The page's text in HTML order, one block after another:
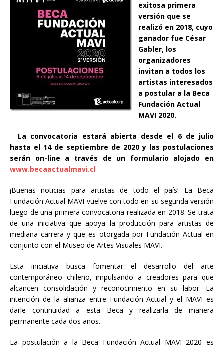
exitosa primera
versión que se
realizó en 2018, cuyo
ganador fue César
Gabler, los
organizadores
invitan a todos los
artistas interesados
a postular a la Beca
Fundación Actual
MAVI 2020.
– La convocatoria estará abierta desde el 6 de julio
hasta el 14 de septiembre de 2020 y las postulaciones
serán on-line a través de un formulario alojado en
www.becaactualmavi.cl
¡Buenas noticias para artistas de todo el país! La Beca
Fundación Actual MAVI vuelve con todo en su segunda versión
luego de una primera convocatoria realizada en 2018. Se trata
de una iniciativa que apoya la producción para artistas de
mediana carrera y que es otorgada por Fundación Actual en
conjunto con el Museo de Artes Visuales MAVI.
Esta iniciativa busca fomentar el desarrollo del arte
contemporáneo chileno, impulsando a creadores para que
alcancen consolidación y reconocimiento en su labor. La
intención de la alianza entre Fundación Actual y el MAVI es
darle continuidad a esta Beca y realizarla de manera
permanente cada dos años.
La postulación a la Beca Fundación Actual MAVI 2020 es